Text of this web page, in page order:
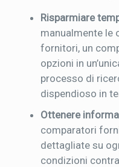
Risparmiare
manualmente le
fornitori, un
opzioni in
processo di
dispendioso in
Ottenere
comparatori
dettagliate su
condizioni